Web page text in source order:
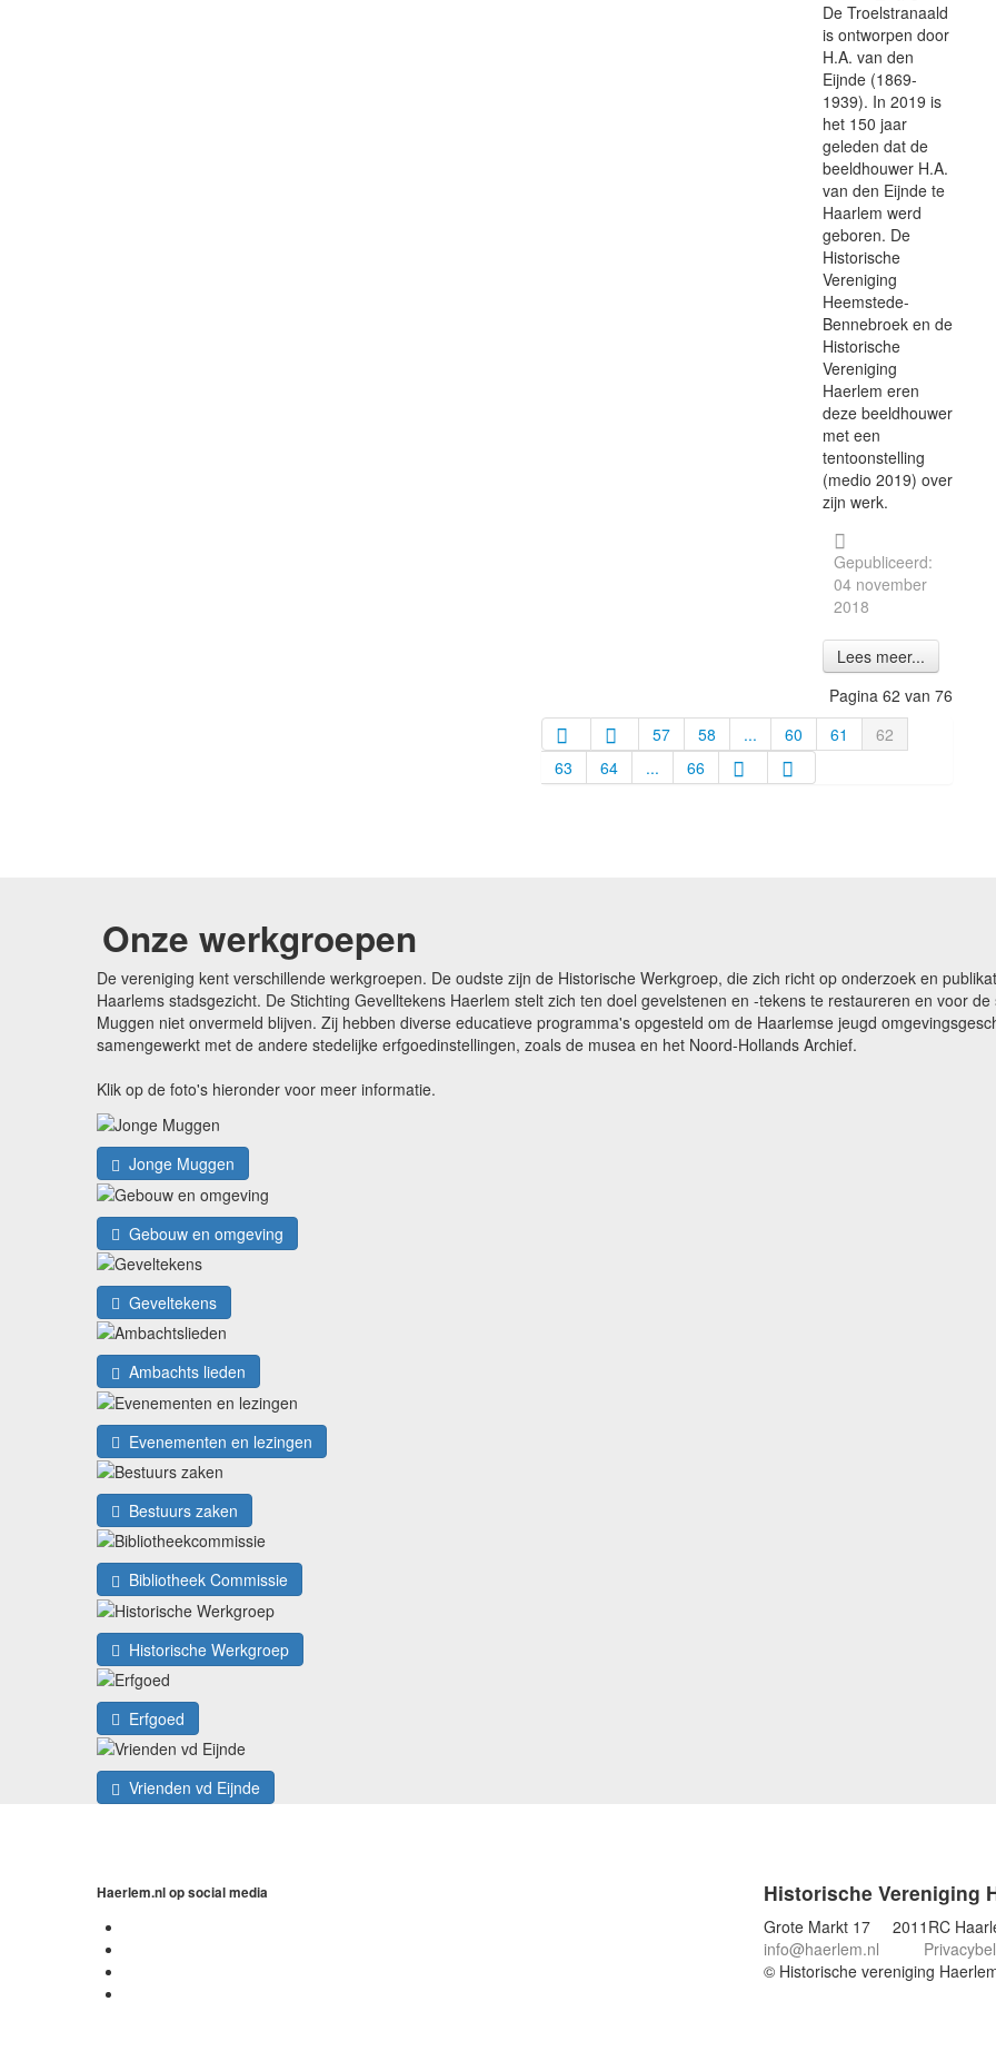
De Troelstranaald
is ontworpen door
H.A. van den
Eijnde (1869-
1939). In 2019 is
het 150 jaar
geleden dat de
beeldhouwer H.A.
van den Eijnde te
Haarlem werd
geboren. De
Historische
Vereniging
Heemstede-
Bennebroek en de
Historische
Vereniging
Haerlem eren
deze beeldhouwer
met een
tentoonstelling
(medio 2019) over
zijn werk.
Gepubliceerd:
04 november
2018
Lees meer...
Pagina 62 van 76
57
58 ... 60 61
62
63
64 ... 66
Onze werkgroepen
De vereniging kent verschillende werkgroepen. De oudste zijn de Historische Werkgroep, die zich richt op onderzoek en
Haarlems stadsgezicht. De Stichting Gevelltekens Haerlem stelt zich ten doel gevelstenen en -tekens te restaureren en voor
Muggen niet onvermeld blijven. Zij hebben diverse educatieve programma's opgesteld om de Haarlemse jeugd
samengewerkt met de andere stedelijke erfgoedinstellingen, zoals de musea en het Noord-Hollands Archief.
Klik op de foto's hieronder voor meer informatie.
Jonge Muggen
Gebouw en omgeving
Geveltekens
Ambachts lieden
Evenementen en lezingen
Bestuurs zaken
Bibliotheek Commissie
Historische Werkgroep
Erfgoed
Vrienden vd Eijnde
Haerlem.nl op social media Historische Vereniging
Grote Markt 17 2011RC
info@haerlem.nl
© Historische vereniging